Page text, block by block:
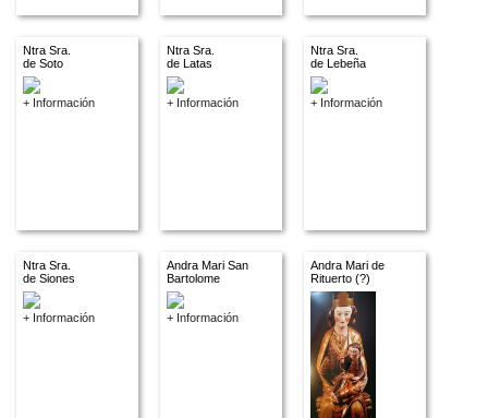
Ntra Sra.
de Soto
+ Información
Ntra Sra.
de Latas
+ Información
Ntra Sra.
de Lebeña
+ Información
Ntra Sra.
de Siones
+ Información
Andra Mari San
Bartolome
+ Información
Andra Mari de
Rituerto (?)